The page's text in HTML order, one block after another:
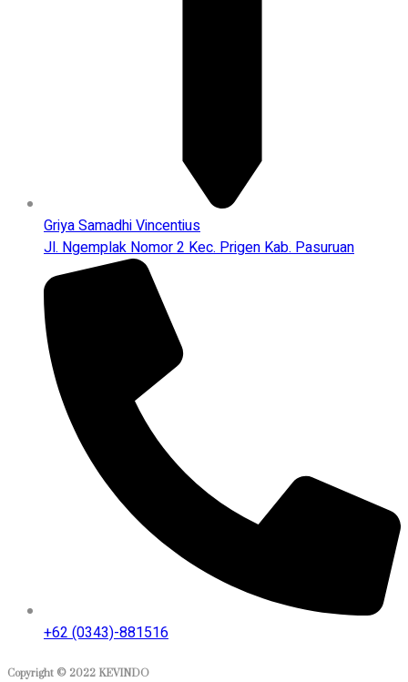
Griya Samadhi Vincentius
Jl. Ngemplak Nomor 2 Kec. Prigen Kab. Pasuruan
+62 (0343)-881516
Copyright © 2022 KEVINDO